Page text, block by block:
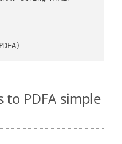
to PDFA simple